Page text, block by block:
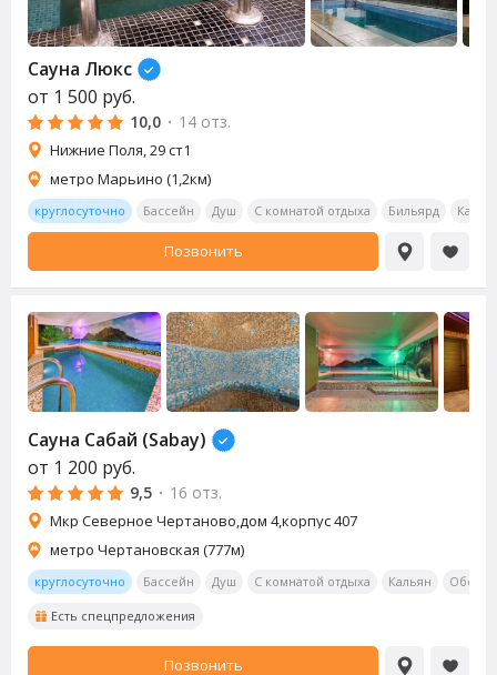
Сауна Люкс
от 1 500 руб.
10,0 · 14 отз.
Нижние Поля, 29 ст1
метро Марьино (1,2км)
круглосуточно Бассейн Душ С комнатой отдыха Бильярд
Позвонить
Сауна Сабай (Sabay)
от 1 200 руб.
9,5 · 16 отз.
Мкр Северное Чертаново,дом 4,корпус 407
метро Чертановская (777м)
круглосуточно Бассейн Душ С комнатой отдыха Кальян
Есть спецпредложения
Позвонить